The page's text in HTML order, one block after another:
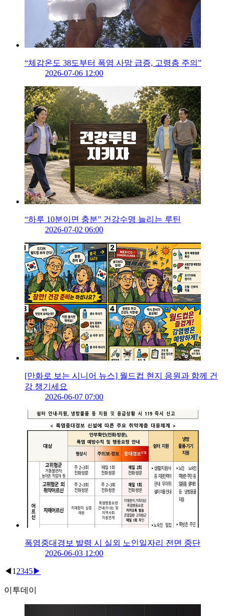
“체감온도 38도부터 폭염 사망 급증, 고령층 주의”
2026-07-06 12:00
“하루 10분이면 충분” 건강수명 늘리는 루틴
2026-07-02 06:00
[만화로 보는 시니어 뉴스] 월드컵 현지 응원과 함께 건
강 챙기세요
2026-06-07 07:00
폭염중대경보 발령 시 실외 노인일자리 전면 중단
2026-06-03 12:00
◀ 1 2345▶
이투데이